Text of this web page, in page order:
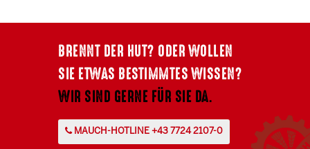
BRENNT DER HUT? ODER WOLLEN
SIE ETWAS BESTIMMTES WISSEN?
WIR SIND GERNE FÜR SIE DA.
MAUCH-HOTLINE +43 7724 2107-0